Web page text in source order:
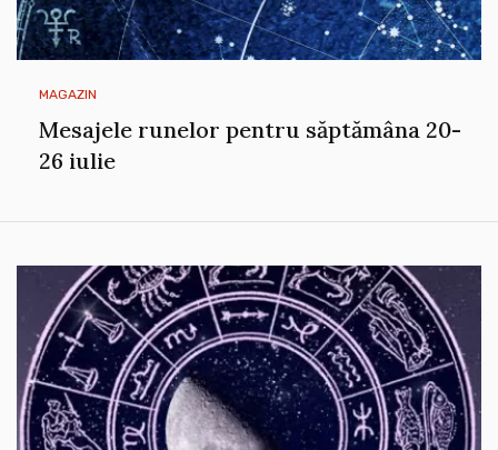
MAGAZIN
Mesajele runelor pentru săptămâna 20-
26 iulie